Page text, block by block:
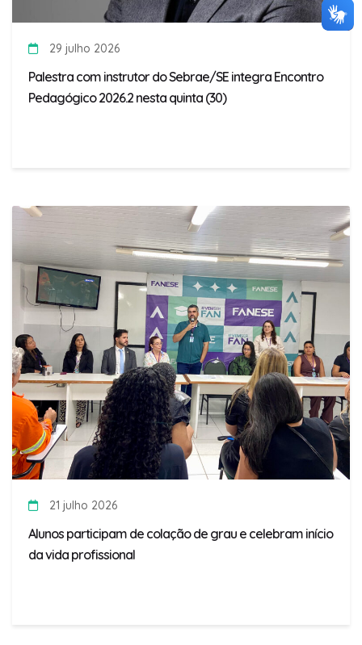
29 julho 2026
Palestra com instrutor do Sebrae/SE integra Encontro
Pedagógico 2026.2 nesta quinta (30)
21 julho 2026
Alunos participam de colação de grau e celebram início
da vida profissional